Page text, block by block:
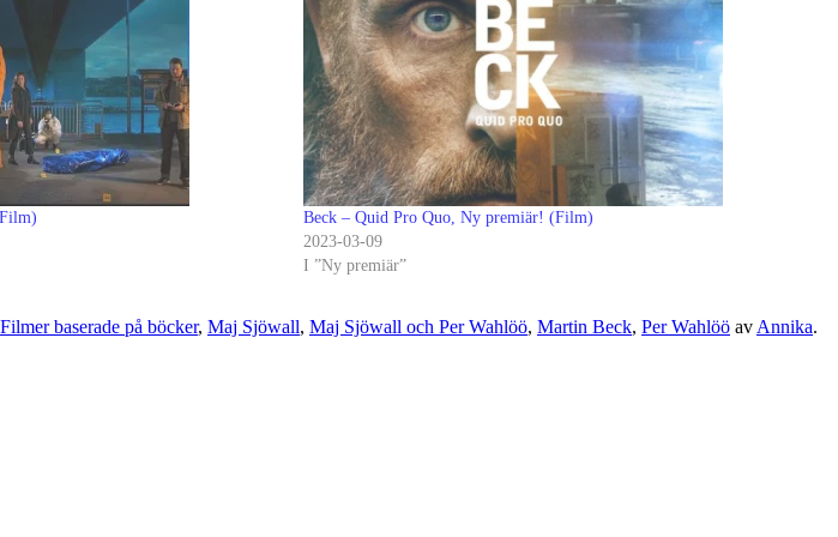
Beck – Quid Pro Quo, Ny premiär! (Film)
2023-03-09
I ”Ny premiär”
Filmer baserade på böcker, Maj Sjöwall, Maj Sjöwall och Per Wahlöö, Martin Beck, Per Wahlöö av Annika.